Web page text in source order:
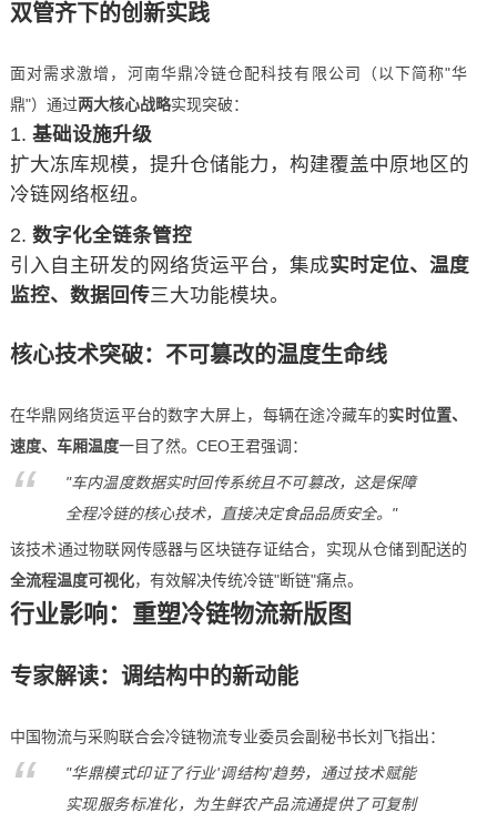
双管齐下的创新实践
面对需求激增，河南华鼎冷链仓配科技有限公司（以下简称"华
鼎"）通过两大核心战略实现突破：
基础设施升级
扩大冻库规模，提升仓储能力，构建覆盖中原地区的
冷链网络枢纽。
数字化全链条管控
引入自主研发的网络货运平台，集成实时定位、温度
监控、数据回传三大功能模块。
核心技术突破：不可篡改的温度生命线
在华鼎网络货运平台的数字大屏上，每辆在途冷藏车的实时位置、
速度、车厢温度一目了然。CEO王君强调：
"车内温度数据实时回传系统且不可篡改，这是保障
全程冷链的核心技术，直接决定食品品质安全。"
该技术通过物联网传感器与区块链存证结合，实现从仓储到配送的
全流程温度可视化，有效解决传统冷链"断链"痛点。
行业影响：重塑冷链物流新版图
专家解读：调结构中的新动能
中国物流与采购联合会冷链物流专业委员会副秘书长刘飞指出：
"华鼎模式印证了行业'调结构'趋势，通过技术赋能
实现服务标准化，为生鲜农产品流通提供了可复制